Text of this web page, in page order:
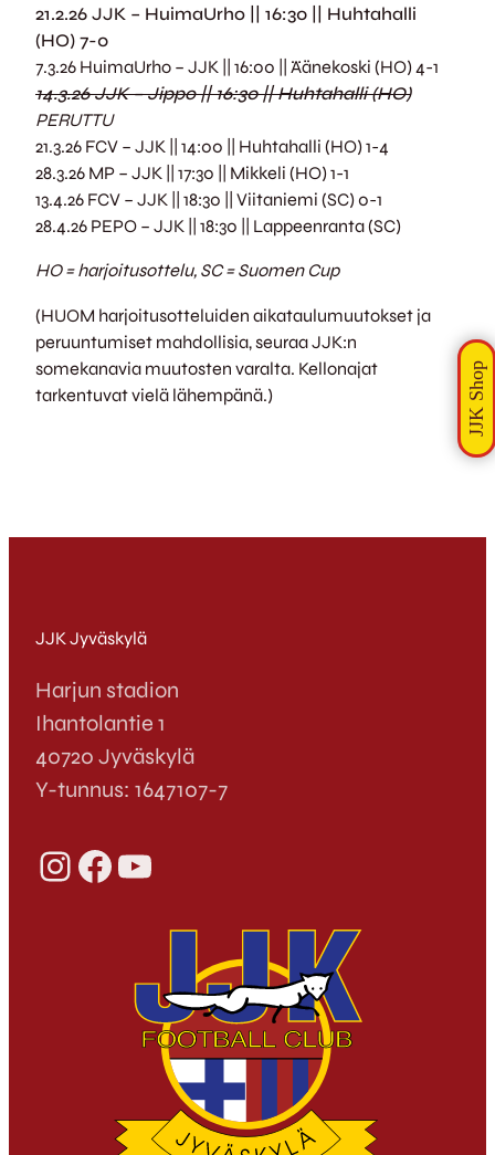
21.2.26 JJK – HuimaUrho || 16:30 || Huhtahalli
(HO) 7-0
7.3.26 HuimaUrho – JJK || 16:00 || Äänekoski (HO) 4-1
14.3.26 JJK – Jippo || 16:30 || Huhtahalli (HO)
PERUTTU
21.3.26 FCV – JJK || 14:00 || Huhtahalli (HO) 1-4
28.3.26 MP – JJK || 17:30 || Mikkeli (HO) 1-1
13.4.26 FCV – JJK || 18:30 || Viitaniemi (SC) 0-1
28.4.26 PEPO – JJK || 18:30 || Lappeenranta (SC)
HO = harjoitusottelu, SC = Suomen Cup
(HUOM harjoitusotteluiden aikataulumuutokset ja
peruuntumiset mahdollisia, seuraa JJK:n
somekanavia muutosten varalta. Kellonajat
tarkentuvat vielä lähempänä.)
JJK Jyväskylä
Harjun stadion
Ihantolantie 1
40720 Jyväskylä
Y-tunnus: 1647107-7
InstagramFacebook YouTube